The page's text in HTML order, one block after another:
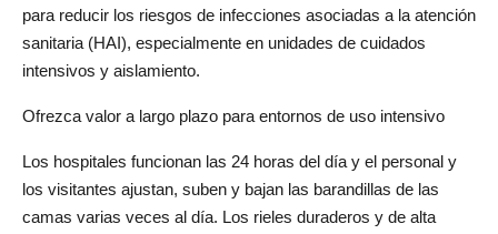
para reducir los riesgos de infecciones asociadas a la atención
sanitaria (HAI), especialmente en unidades de cuidados
intensivos y aislamiento.
Ofrezca valor a largo plazo para entornos de uso intensivo
Los hospitales funcionan las 24 horas del día y el personal y
los visitantes ajustan, suben y bajan las barandillas de las
camas varias veces al día. Los rieles duraderos y de alta